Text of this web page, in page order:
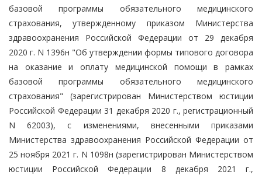
базовой программы обязательного медицинского
страхования, утвержденному приказом Министерства
здравоохранения Российской Федерации от 29 декабря
2020 г. N 1396н "Об утверждении формы типового договора
на оказание и оплату медицинской помощи в рамках
базовой программы обязательного медицинского
страхования" (зарегистрирован Министерством юстиции
Российской Федерации 31 декабря 2020 г., регистрационный
N 62003), с изменениями, внесенными приказами
Министерства здравоохранения Российской Федерации от
25 ноября 2021 г. N 1098н (зарегистрирован Министерством
юстиции Российской Федерации 8 декабря 2021 г.,